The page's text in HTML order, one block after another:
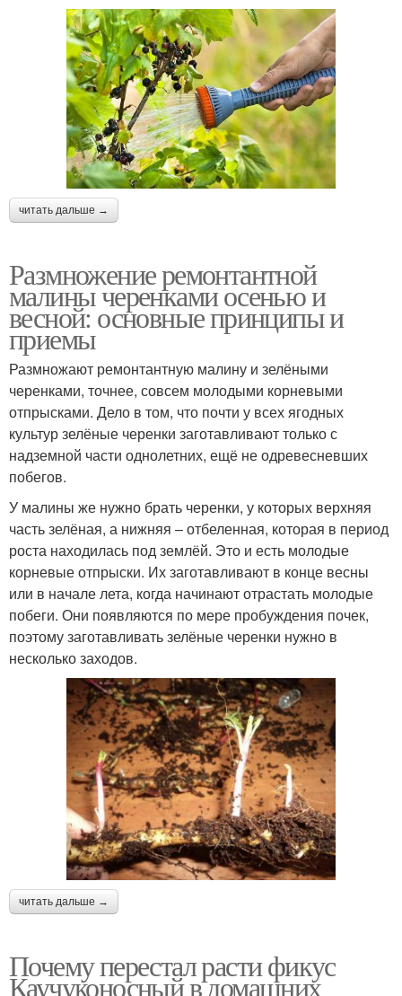
читать дальше →
Размножение ремонтантной
малины черенками осенью и
весной: основные принципы и
приемы
Размножают ремонтантную малину и зелёными
черенками, точнее, совсем молодыми корневыми
отпрысками. Дело в том, что почти у всех ягодных
культур зелёные черенки заготавливают только с
надземной части однолетних, ещё не одревесневших
побегов.
У малины же нужно брать черенки, у которых верхняя
часть зелёная, а нижняя – отбеленная, которая в период
роста находилась под землёй. Это и есть молодые
корневые отпрыски. Их заготавливают в конце весны
или в начале лета, когда начинают отрастать молодые
побеги. Они появляются по мере пробуждения почек,
поэтому заготавливать зелёные черенки нужно в
несколько заходов.
читать дальше →
Почему перестал расти фикус
Каучуконосный в домашних